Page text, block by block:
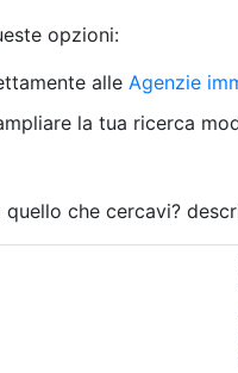
opzioni:
alle Agenzie
la tua ricerca
che cercavi?